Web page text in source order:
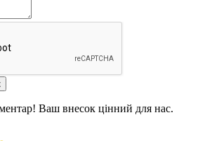
Ваш внесок цінний для нас.